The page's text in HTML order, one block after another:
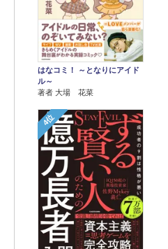
はなコミ！ ～となりにアイド
ル～
著者 大場 花菜
4位